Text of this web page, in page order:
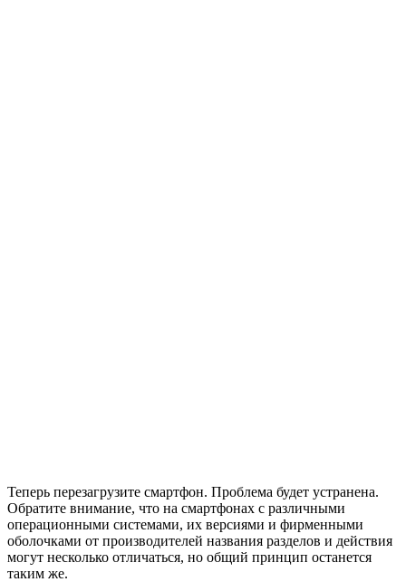
Теперь перезагрузите смартфон. Проблема будет устранена.
Обратите внимание, что на смартфонах с различными
операционными системами, их версиями и фирменными
оболочками от производителей названия разделов и действия
могут несколько отличаться, но общий принцип останется
таким же.